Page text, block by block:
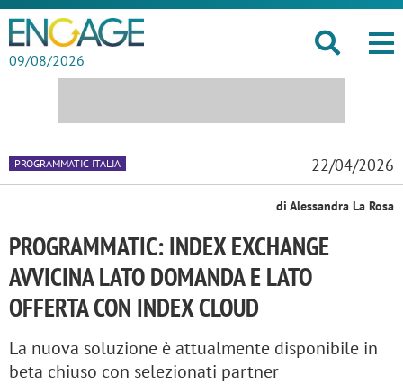
09/08/2026
PROGRAMMATIC ITALIA 22/04/2026
di Alessandra La Rosa
PROGRAMMATIC: INDEX EXCHANGE
AVVICINA LATO DOMANDA E LATO
OFFERTA CON INDEX CLOUD
La nuova soluzione è attualmente disponibile in
beta chiuso con selezionati partner